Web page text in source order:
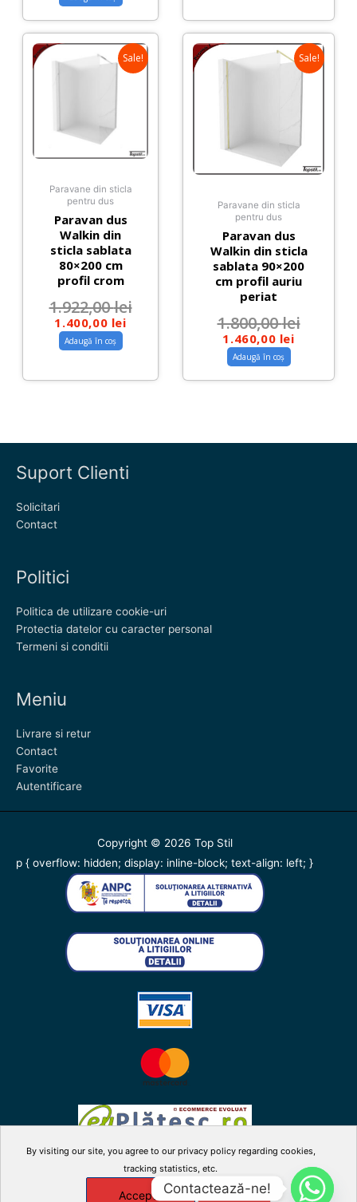
By visiting our site, you agree to our privacy policy regarding cookies,
tracking statistics, etc.
Accepta X
Manage cookies
Sale!
Paravane din sticla
pentru dus
Paravan dus
Walkin din
sticla sablata
80×200 cm
profil crom
1.922,00lei
1.400,00 lei
Adaugă în coș
Sale!
Paravane din sticla
pentru dus
Paravan dus
Walkin din sticla
sablata 90×200
cm profil auriu
periat
1.800,00lei
1.460,00 lei
Adaugă în coș
Suport Clienti
Solicitari
Contact
Politici
Politica de utilizare cookie-uri
Protectia datelor cu caracter personal
Termeni si conditii
Meniu
Livrare si retur
Contact
Favorite
Autentificare
Copyright © 2026 Top Stil
p { overflow: hidden; display: inline-block; text-align: left; }
twitter youtubeContactează-ne!